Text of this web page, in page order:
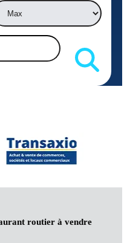
routier à vendre